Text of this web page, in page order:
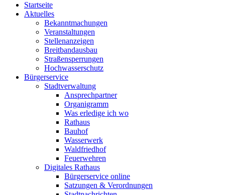
Startseite
Aktuelles
Bekanntmachungen
Veranstaltungen
Stellenanzeigen
Breitbandausbau
Straßensperrungen
Hochwasserschutz
Bürgerservice
Stadtverwaltung
Ansprechpartner
Organigramm
Was erledige ich wo
Rathaus
Bauhof
Wasserwerk
Waldfriedhof
Feuerwehren
Digitales Rathaus
Bürgerservice online
Satzungen & Verordnungen